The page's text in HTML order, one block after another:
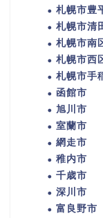
札幌市豊
札幌市清
札幌市南
札幌市西
札幌市手
函館市
旭川市
室蘭市
網走市
稚内市
千歳市
深川市
富良野市